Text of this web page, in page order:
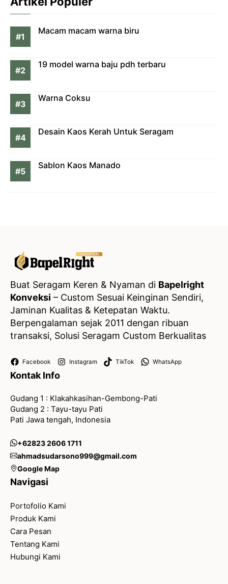
Macam macam warna biru
19 model warna baju pdh terbaru
Warna Coksu
Desain Kaos Kerah Untuk Seragam
Sablon Kaos Manado
Buat Seragam Keren & Nyaman di Bapelright
Konveksi – Custom Sesuai Keinginan Sendiri,
Jaminan Kualitas & Ketepatan Waktu.
Berpengalaman sejak 2011 dengan ribuan
transaksi, Solusi Seragam Custom Berkualitas
Facebook Instagram TikTok WhatsApp
Kontak Info
Gudang 1 : Klakahkasihan-Gembong-Pati
Gudang 2 : Tayu-tayu Pati
Pati Jawa tengah, Indonesia
+62823 2606 1711
ahmadsudarsono999@gmail.com
Google Map
Navigasi
Portofolio Kami
Produk Kami
Cara Pesan
Tentang Kami
Hubungi Kami